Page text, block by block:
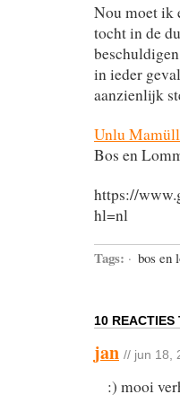
Nou moet ik
tocht in de
in ieder
aanzienlijk
Unlu
Bos en
https://
hl=nl
Tags: · bos en
10 REACTIES
jan // jun 18,
:) mooi